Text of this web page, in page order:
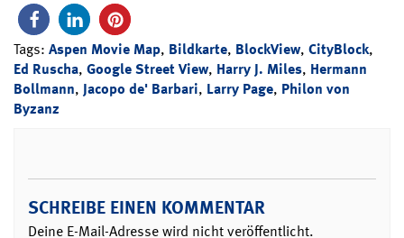
Tags: Aspen Movie Map, Bildkarte, BlockView, CityBlock,
Ed Ruscha, Google Street View, Harry J. Miles, Hermann
Bollmann, Jacopo de' Barbari, Larry Page, Philon von
Byzanz
SCHREIBE EINEN KOMMENTAR
Deine E-Mail-Adresse wird nicht veröffentlicht.